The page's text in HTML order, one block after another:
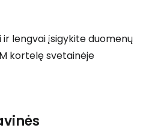
lengvai įsigykite duomenų
kortelę svetainėje